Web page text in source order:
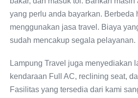
yang perlu anda bayarkan. Berbeda
menggunakan jasa travel. Biaya
sudah mencakup segala pelayanan.
Lampung Travel juga menyediakan
kendaraan Full AC, reclining seat,
Fasilitas yang tersedia dari kami